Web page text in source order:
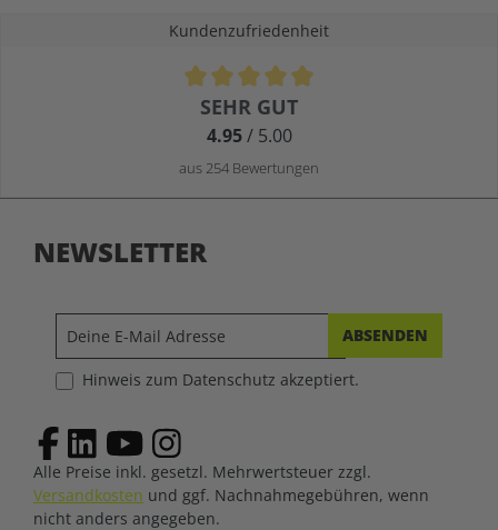
Kundenzufriedenheit
Durchschnittliche Bewertung von 4.9 von 5 Sternen
SEHR GUT
4.95/ 5.00
aus 254 Bewertungen
NEWSLETTER
ABSENDEN
Hinweis zum Datenschutz akzeptiert.
Alle Preise inkl. gesetzl. Mehrwertsteuer zzgl.
Versandkosten und ggf. Nachnahmegebühren, wenn
nicht anders angegeben.